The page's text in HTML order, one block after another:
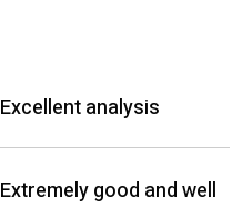
Excellent analysis
Extremely good and well